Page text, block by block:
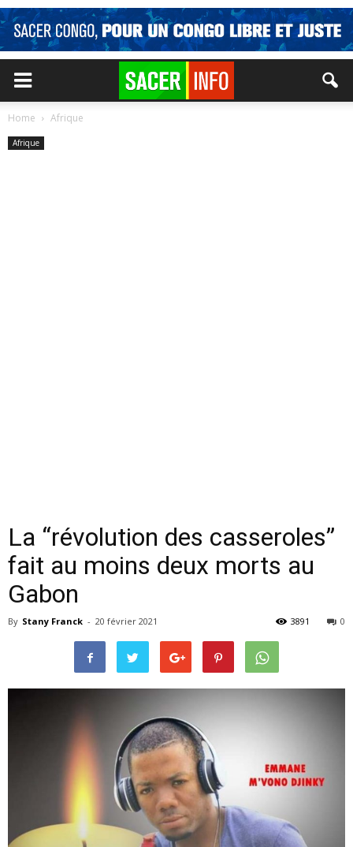
Home Afrique
Afrique
La “révolution des casseroles”
fait au moins deux morts au
Gabon
By Stany Franck - 20 février 2021 0
3891